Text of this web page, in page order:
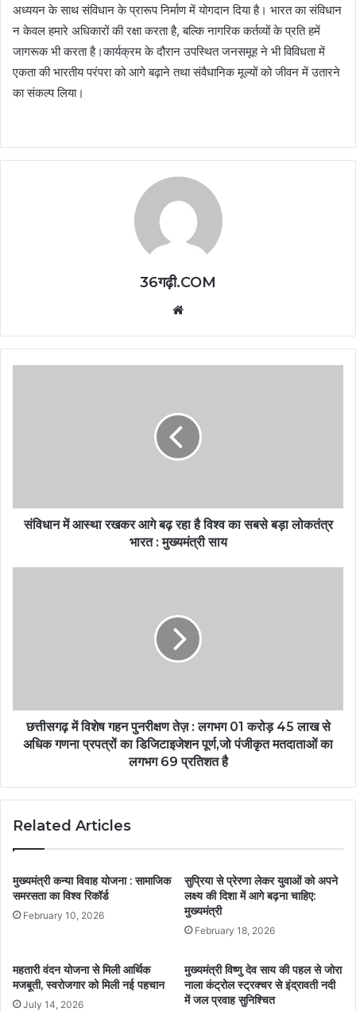
अध्ययन के साथ संविधान के प्रारूप निर्माण में योगदान दिया है। भारत का संविधान
न केवल हमारे अधिकारों की रक्षा करता है, बल्कि नागरिक कर्तव्यों के प्रति हमें
जागरूक भी करता है।कार्यक्रम के दौरान उपस्थित जनसमूह ने भी विविधता में
एकता की भारतीय परंपरा को आगे बढ़ाने तथा संवैधानिक मूल्यों को जीवन में उतारने
का संकल्प लिया।
36गढ़ी.COM
संविधान में आस्था रखकर आगे बढ़ रहा है विश्व का सबसे बड़ा लोकतंत्र
भारत : मुख्यमंत्री साय
छत्तीसगढ़ में विशेष गहन पुनरीक्षण तेज़ : लगभग 01 करोड़ 45 लाख से
अधिक गणना प्रपत्रों का डिजिटाइजेशन पूर्ण,जो पंजीकृत मतदाताओं का
लगभग 69 प्रतिशत है
Related Articles
मुख्यमंत्री कन्या विवाह योजना : सामाजिक
समरसता का विश्व रिकॉर्ड
February 10, 2026
सुप्रिया से प्रेरणा लेकर युवाओं को अपने
लक्ष्य की दिशा में आगे बढ़ना चाहिए:
मुख्यमंत्री
February 18, 2026
महतारी वंदन योजना से मिली आर्थिक
मजबूती, स्वरोजगार को मिली नई पहचान
July 14, 2026
मुख्यमंत्री विष्णु देव साय की पहल से जोरा
नाला कंट्रोल स्ट्रक्चर से इंद्रावती नदी
में जल प्रवाह सुनिश्चित